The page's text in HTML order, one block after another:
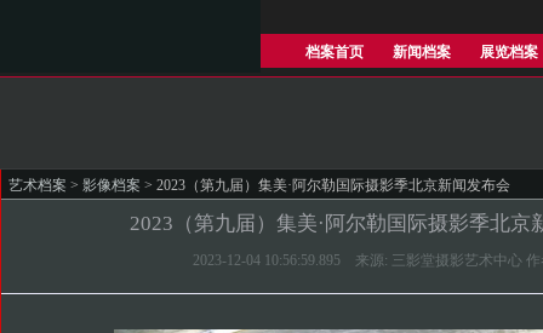
档案首页 新闻档案 展览档案
艺术档案 > 影像档案 > 2023（第九届）集美·阿尔勒国际摄影季北京新闻发布会
2023（第九届）集美·阿尔勒国际摄影季北京
2023-12-04 10:56:59.895 来源: 三影堂摄影艺术中心